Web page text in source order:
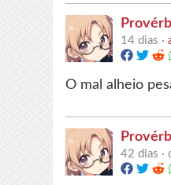
14 dias ·
O mal alheio
42 dias ·